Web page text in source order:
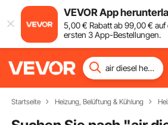
VEVOR App
5,00€ Rabatt ab99,00€ auf
ersten 3 App-Bestellungen.
Startseite Heizung, Belüftung & Kühlung